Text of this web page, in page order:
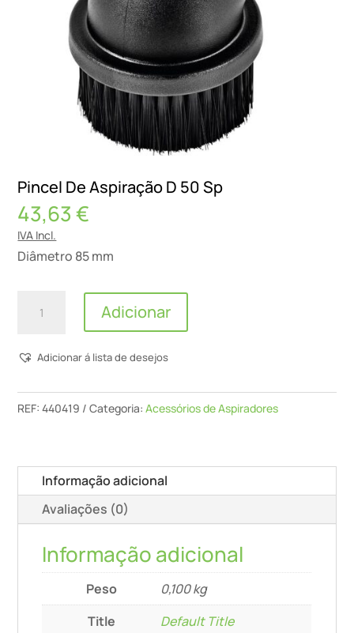
Pincel De Aspiração D 50 Sp
43,63€
IVA Incl.
Diâmetro 85 mm
Quantidade
De
D
Adicionar
Adicionar á lista de desejos
REF:440419 Categoria:Acessórios de Aspiradores
Informação adicional
Avaliações (0)
Informação adicional
Peso
0,100 kg
Title
Default Title